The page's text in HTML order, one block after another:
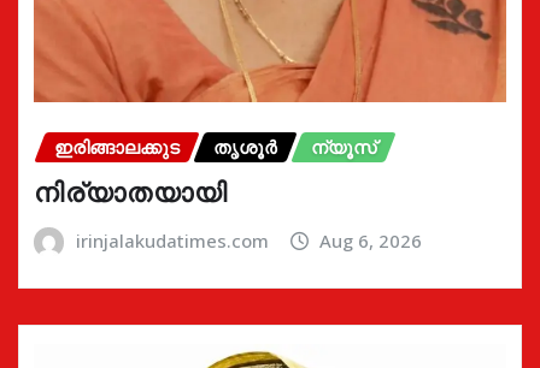
ഇരിങ്ങാലക്കുട തൃശൂർ ന്യൂസ്
നിര്യാതയായി
irinjalakudatimes.com Aug 6, 2026